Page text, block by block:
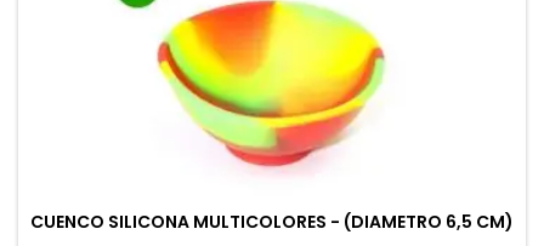
CUENCO SILICONA MULTICOLORES - (DIAMETRO 6,5 CM)